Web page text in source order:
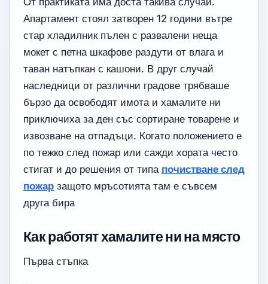
Апартамент стоял затворен 12 години вътре
стар хладилник пълен с развалени неща
мокет с петна шкафове раздути от влага и
таван натъпкан с кашони. В друг случай
наследници от различни градове трябваше
бързо да освободят имота и хамалите ни
приключиха за ден със сортиране товарене и
извозване на отпадъци. Когато положението е
по тежко след пожар или сажди хората често
стигат и до решения от типа почистване след
пожар защото мръсотията там е съвсем
друга бира
Как работят хамалите ни на място
Първа стъпка